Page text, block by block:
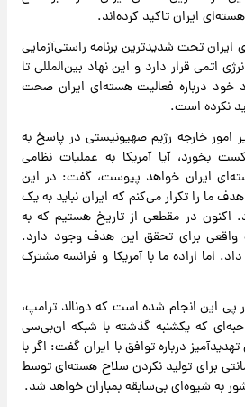
ایران تاکید کرده‌اند.
ایران تحت شدیدترین برنامه راستی‌آزمایی
اتمی قرار دارد و این نهاد بین‌المللی تا
خود درباره فعالیت هسته‌ای ایران صحت
نکرده است.
امور خارجه رژیم صهیونیستی در پاسخ به
بخورد، آیا آمریکا به عملیات نظامی
ایران خواهد پیوست، گفت: در این
ما را تکرار می‌کنم که ایران نباید به یک
در مقطعی از تاریخ هستیم که به
واقعی برای تحقق این هدف وجود دارد.
اما اراده ما با آمریکا و فرانسه مشترک
این انجام شده است که دونالد ترامپ،
که یکشنبه گذشته با شبکه ان‌بی‌سی
درباره توافق با ایران گفت: اگر با
برای تولید نکردن سلاح هسته‌ای توسط
به شیوه‌ای بی‌سابقه بمباران خواهد شد.